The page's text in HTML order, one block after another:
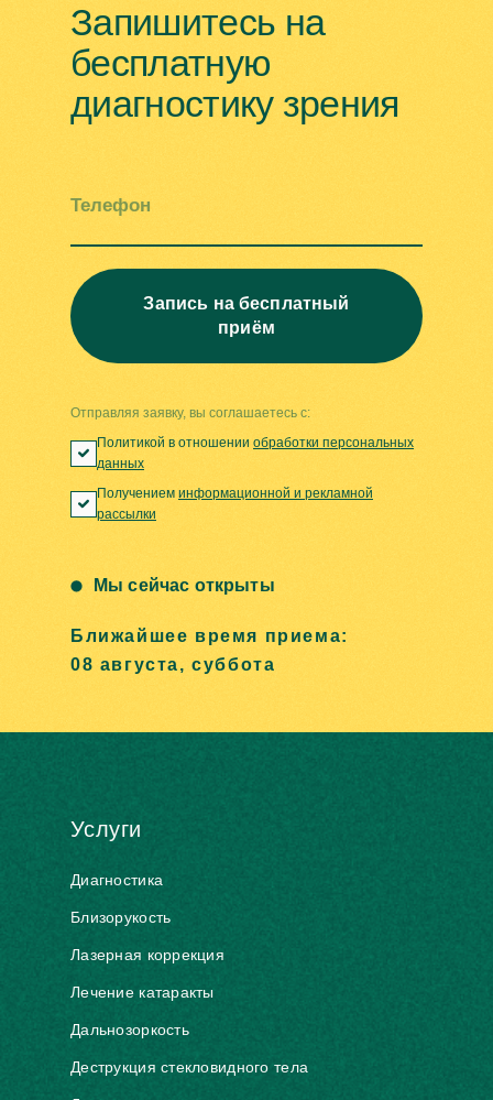
Запишитесь на
бесплатную
диагностику зрения
Телефон
Запись на бесплатный
приём
Отправляя заявку, вы соглашаетесь с:
Политикой в отношении обработки персональных
данных
Получением информационной и рекламной
рассылки
Мы сейчас открыты
Ближайшее время приема:
08 августа, суббота
Услуги
Диагностика
Близорукость
Лазерная коррекция
Лечение катаракты
Дальнозоркость
Деструкция стекловидного тела